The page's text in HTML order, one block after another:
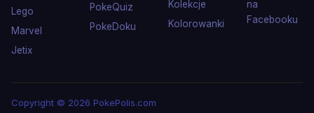
Lego
Marvel
Jetix
PokeQuiz
PokeDoku
Kolekcje
Kolorowanki
na
Facebooku
Copyright © 2026 PokePolis.com